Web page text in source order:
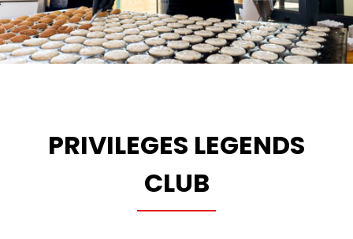
PRIVILEGES LEGENDS
CLUB